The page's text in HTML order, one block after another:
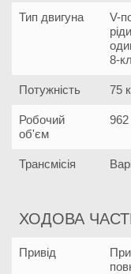
Тип двигуна
V-
8-
Потужність 75
Робочий
об'єм
962
Трансмісія
ХОДОВА
Привід